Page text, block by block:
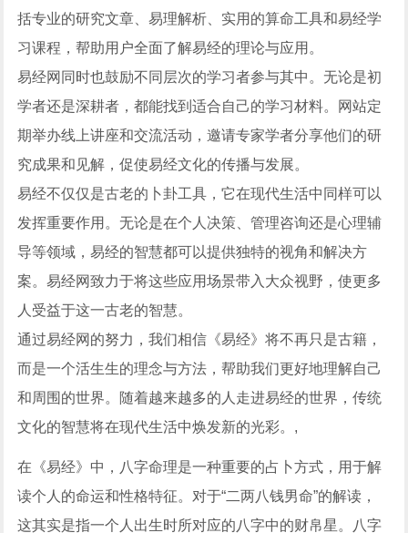
括专业的研究文章、易理解析、实用的算命工具和易经学
习课程，帮助用户全面了解易经的理论与应用。
易经网同时也鼓励不同层次的学习者参与其中。无论是初
学者还是深耕者，都能找到适合自己的学习材料。网站定
期举办线上讲座和交流活动，邀请专家学者分享他们的研
究成果和见解，促使易经文化的传播与发展。
易经不仅仅是古老的卜卦工具，它在现代生活中同样可以
发挥重要作用。无论是在个人决策、管理咨询还是心理辅
导等领域，易经的智慧都可以提供独特的视角和解决方
案。易经网致力于将这些应用场景带入大众视野，使更多
人受益于这一古老的智慧。
通过易经网的努力，我们相信《易经》将不再只是古籍，
而是一个活生生的理念与方法，帮助我们更好地理解自己
和周围的世界。随着越来越多的人走进易经的世界，传统
文化的智慧将在现代生活中焕发新的光彩。,
在《易经》中，八字命理是一种重要的占卜方式，用于解
读个人的命运和性格特征。对于“二两八钱男命”的解读，
这其实是指一个人出生时所对应的八字中的财帛星。八字